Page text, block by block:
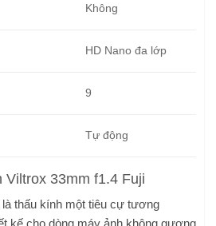
Không
HD Nano đa lớp
9
Tự động
33mm f1.4 Fuji
là thấu kính một tiêu cự tương
kế cho dòng máy ảnh không gương